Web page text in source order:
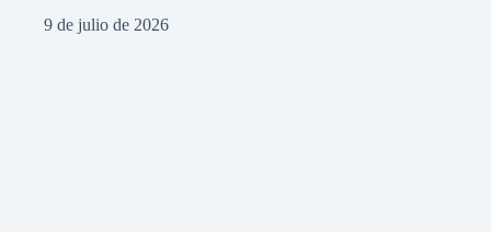
9 de julio de 2026